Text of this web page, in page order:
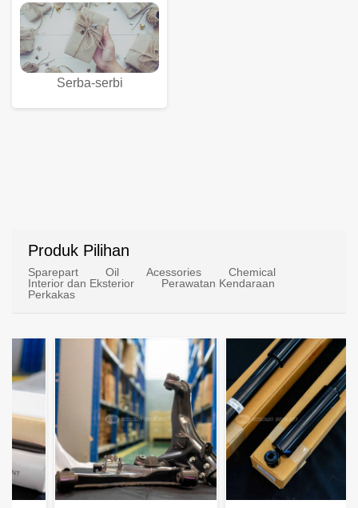
Serba-serbi
Produk Pilihan
Sparepart Oil Acessories
Chemical
Interior dan Eksterior
Perawatan Kendaraan
Perkakas